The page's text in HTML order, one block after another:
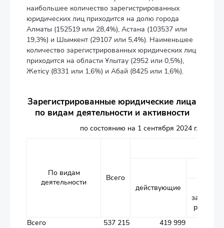
наибольшее количество зарегистрированных
юридических лиц приходится на долю города
Алматы (152519 или 28,4%), Астана (103537 или
19,3%) и Шымкент (29107 или 5,4%). Наименьшее
количество зарегистрированных юридических лиц
приходится на области Ұлытау (2952 или 0,5%),
Жетісу (8331 или 1,6%) и Абай (8425 или 1,6%).
Зарегистрированные юридические лица
по видам деятельности и активности
по состоянию на 1 сентября 2024 г.
По видам
деятельности
Всего
действующие
Всего
537 215 419 999